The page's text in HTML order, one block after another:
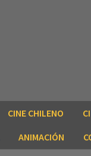
CINE CHILENO
ANIMACIÓN